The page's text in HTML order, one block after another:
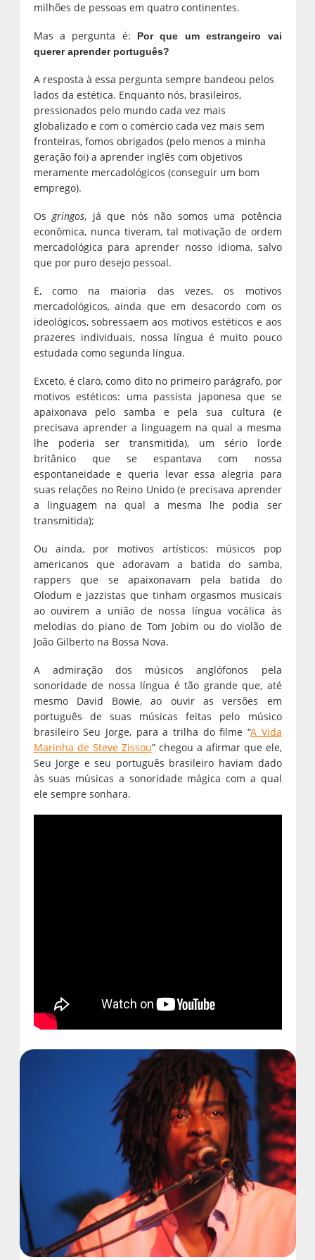
milhões de pessoas em quatro continentes.
Mas a pergunta é:
Por que um estrangeiro vai
querer aprender português?
A resposta à essa pergunta sempre bandeou pelos
lados da estética. Enquanto nós, brasileiros,
pressionados pelo mundo cada vez mais
globalizado e com o comércio cada vez mais sem
fronteiras, fomos obrigados (pelo menos a minha
geração foi) a aprender inglês com objetivos
meramente mercadológicos (conseguir um bom
emprego).
Osgringos, já que nós não somos uma potência
econômica, nunca tiveram, tal motivação de ordem
mercadológica para aprender nosso idioma, salvo
que por puro desejo pessoal.
E, como na maioria das vezes, os motivos
mercadológicos, ainda que em desacordo com os
ideológicos, sobressaem aos motivos estéticos e aos
prazeres individuais, nossa língua é muito pouco
estudada como segunda língua.
Exceto, é claro, como dito no primeiro parágrafo, por
motivos estéticos: uma passista japonesa que se
apaixonava pelo samba e pela sua cultura (e
precisava aprender a linguagem na qual a mesma
lhe poderia ser transmitida), um sério lorde
britânico que se espantava com nossa
espontaneidade e queria levar essa alegria para
suas relações no Reino Unido (e precisava aprender
a linguagem na qual a mesma lhe podia ser
transmitida);
Ou ainda, por motivos artísticos: músicos pop
americanos que adoravam a batida do samba,
rappers que se apaixonavam pela batida do
Olodum e jazzistas que tinham orgasmos musicais
ao ouvirem a união de nossa língua vocálica às
melodias do piano de Tom Jobim ou do violão de
João Gilberto na Bossa Nova.
A admiração dos músicos anglófonos pela
sonoridade de nossa língua é tão grande que, até
mesmo David Bowie, ao ouvir as versões em
português de suas músicas feitas pelo músico
brasileiro Seu Jorge, para a trilha do filme “A Vida
Marinha de Steve Zissou” chegou a afirmar que ele,
Seu Jorge e seu português brasileiro haviam dado
às suas músicas a sonoridade mágica com a qual
ele sempre sonhara.